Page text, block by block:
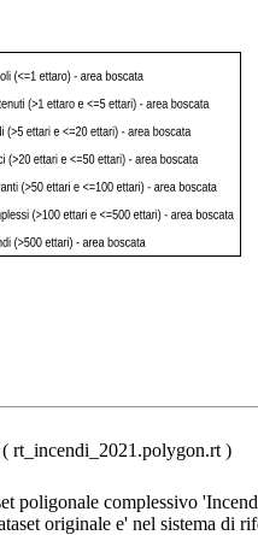
( rt_incendi_2021.polygon.rt )
poligonale complessivo
originale e' nel sistema di